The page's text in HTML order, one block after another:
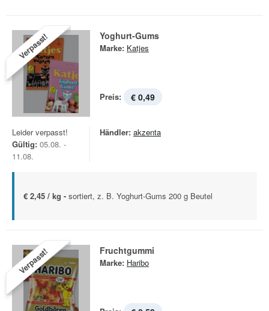
Verpasst! Yoghurt-Gums
Marke: Katjes
Preis: € 0,49
Leider verpasst!
Gültig: 05.08. -
11.08.
Händler: akzenta
€ 2,45 / kg - sortiert, z. B. Yoghurt-Gums 200 g Beutel
Verpasst! Fruchtgummi
Marke: Haribo